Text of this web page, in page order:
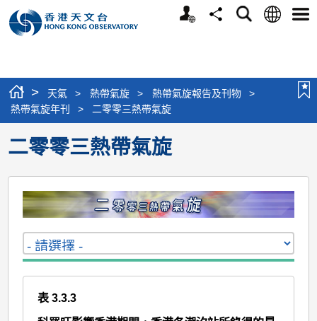
個
分
搜
語
選
> 天氣 > 熱帶氣旋 > 熱帶氣旋報告及刊物
>
熱帶氣旋年刊
> 二零零三熱帶氣旋
二零零三熱帶氣旋
表 3.3.3